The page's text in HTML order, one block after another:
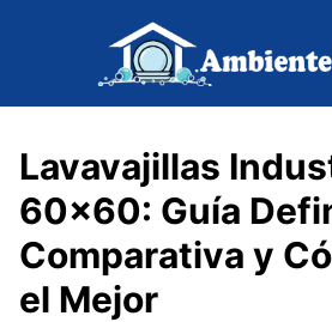
Lavavajillas
60×60: Guía
Comparativa y
el Mejor